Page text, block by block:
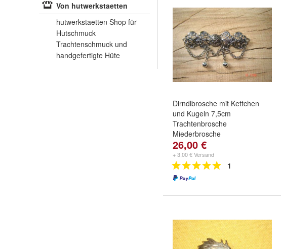
Von hutwerkstaetten
hutwerkstaetten Shop für
Hutschmuck
Trachtenschmuck und
handgefertigte Hüte
Dirndlbrosche mit Kettchen
und Kugeln 7,5cm
Trachtenbrosche
Miederbrosche
26,00 €
+ 3,00 € Versand
1